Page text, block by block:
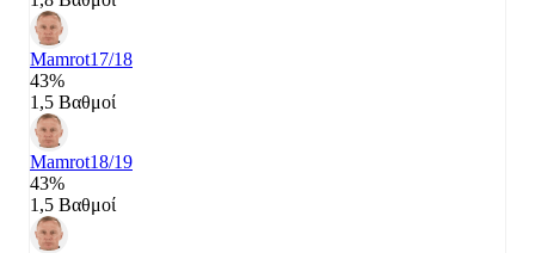
Mamrot17/18
43%
1,5 Βαθμοί
Mamrot18/19
43%
1,5 Βαθμοί